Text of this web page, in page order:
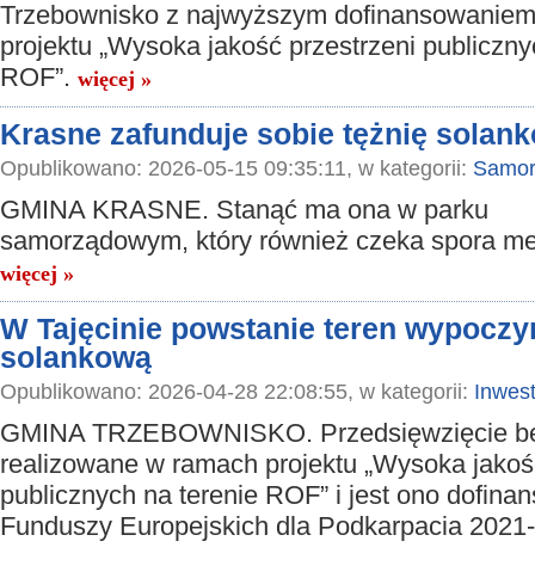
Trzebownisko z najwyższym
projektu „Wysoka jakość przestrzeni
ROF”. więcej »
Krasne zafunduje sobie tężnię
Opublikowano: 2026-05-15 09:35:11, w kategorii:
GMINA KRASNE. Stanąć ma ona w parku
samorządowym, który również czeka spora
więcej »
W Tajęcinie powstanie teren
solankową
Opublikowano: 2026-04-28 22:08:55, w kategorii:
GMINA TRZEBOWNISKO. Przedsięwzięcie
realizowane w ramach projektu „Wysoka
publicznych na terenie ROF” i jest ono
Funduszy Europejskich dla Podkarpacia